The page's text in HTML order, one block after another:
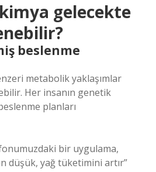
gelecekte
beslenme
metabolik yaklaşımlar
Her insanın genetik
planları
bir uygulama,
düşük, yağ tüketimini artır”